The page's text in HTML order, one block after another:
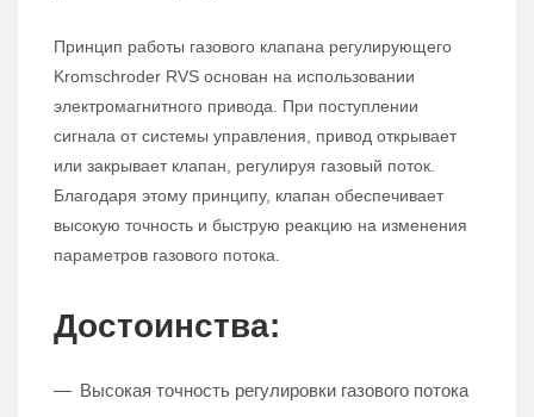
Принцип работы газового клапана регулирующего
Kromschroder RVS основан на использовании
электромагнитного привода. При поступлении
сигнала от системы управления, привод открывает
или закрывает клапан, регулируя газовый поток.
Благодаря этому принципу, клапан обеспечивает
высокую точность и быструю реакцию на изменения
параметров газового потока.
Достоинства:
Высокая точность регулировки газового потока